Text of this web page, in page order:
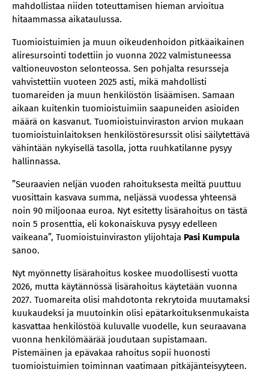
mahdollistaa niiden toteuttamisen hieman arvioitua
hitaammassa aikataulussa.
Tuomioistuimien ja muun oikeudenhoidon pitkäaikainen
aliresursointi todettiin jo vuonna 2022 valmistuneessa
valtioneuvoston selonteossa. Sen pohjalta resursseja
vahvistettiin vuoteen 2025 asti, mikä mahdollisti
tuomareiden ja muun henkilöstön lisäämisen. Samaan
aikaan kuitenkin tuomioistuimiin saapuneiden asioiden
määrä on kasvanut. Tuomioistuinviraston arvion mukaan
tuomioistuinlaitoksen henkilöstöresurssit olisi säilytettävä
vähintään nykyisellä tasolla, jotta ruuhkatilanne pysyy
hallinnassa.
”Seuraavien neljän vuoden rahoituksesta meiltä puuttuu
vuosittain kasvava summa, neljässä vuodessa yhteensä
noin 90 miljoonaa euroa. Nyt esitetty lisärahoitus on tästä
noin 5 prosenttia, eli kokonaiskuva pysyy edelleen
vaikeana”, Tuomioistuinviraston ylijohtaja Pasi Kumpula
sanoo.
Nyt myönnetty lisärahoitus koskee muodollisesti vuotta
2026, mutta käytännössä lisärahoitus käytetään vuonna
2027. Tuomareita olisi mahdotonta rekrytoida muutamaksi
kuukaudeksi ja muutoinkin olisi epätarkoituksenmukaista
kasvattaa henkilöstöä kuluvalle vuodelle, kun seuraavana
vuonna henkilömäärää joudutaan supistamaan.
Pistemäinen ja epävakaa rahoitus sopii huonosti
tuomioistuimien toiminnan vaatimaan pitkäjänteisyyteen.